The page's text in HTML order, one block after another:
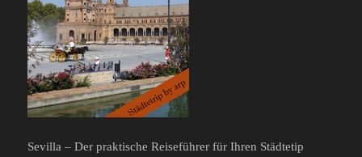
Sevilla – Der praktische Reiseführer für Ihren Städtetip